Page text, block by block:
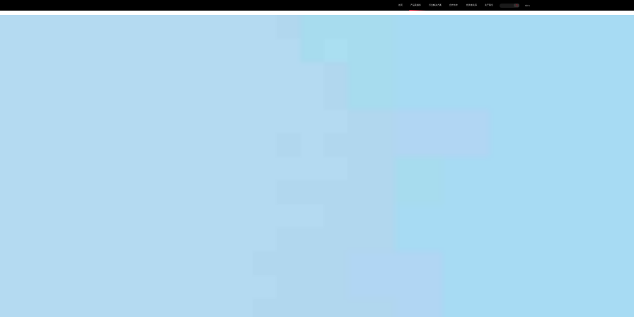
首页 产品及服务 行业解决方案 合作伙伴 投资者关系 关于我们 中EN